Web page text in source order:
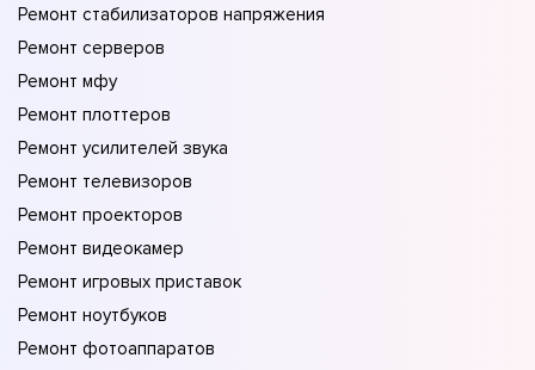
Ремонт стабилизаторов напряжения
Ремонт серверов
Ремонт мфу
Ремонт плоттеров
Ремонт усилителей звука
Ремонт телевизоров
Ремонт проекторов
Ремонт видеокамер
Ремонт игровых приставок
Ремонт ноутбуков
Ремонт фотоаппаратов